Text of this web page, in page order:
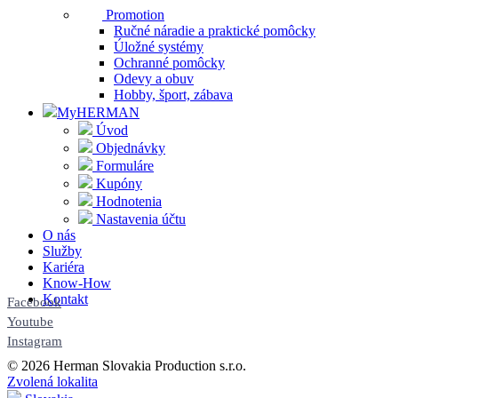
Promotion
Ručné náradie a praktické pomôcky
Úložné systémy
Ochranné pomôcky
Odevy a obuv
Hobby, šport, zábava
MyHERMAN
Úvod
Objednávky
Formuláre
Kupóny
Hodnotenia
Nastavenia účtu
O nás
Služby
Kariéra
Know-How
Kontakt
Facebook
Youtube
Instagram
© 2026 Herman Slovakia Production s.r.o.
Zvolená lokalita